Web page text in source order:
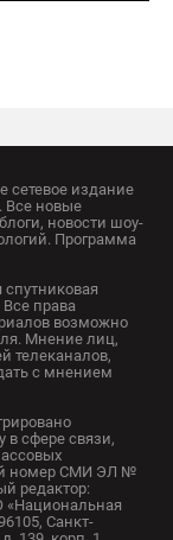
сетевое издание
Все новые
новости шоу-
Программа
права
возможно
Мнение лиц,
телеканалов,
с мнением
в сфере связи,
номер СМИ ЭЛ №
редактор:
«Национальная
Санкт-